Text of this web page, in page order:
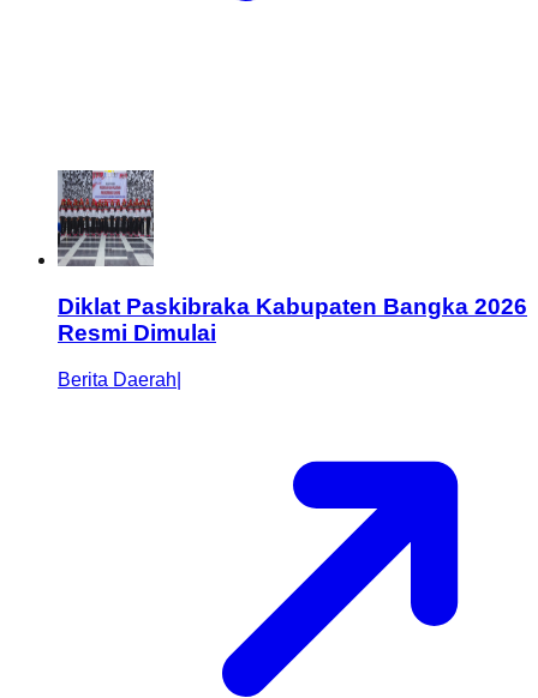
Diklat Paskibraka Kabupaten Bangka 2026
Resmi Dimulai
Berita Daerah